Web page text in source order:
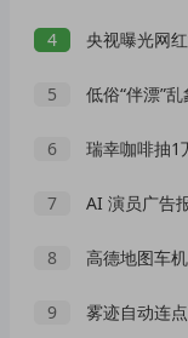
4 央视曝光网红漂
5 低俗“伴漂”乱
6 瑞幸咖啡抽1
7 AI 演员广告报价 25
8 高德地图车机版
9 雾迹自动连点